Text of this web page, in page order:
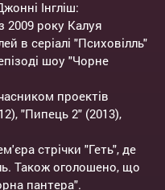
Інгліш:
2009 року Калуя
в серіалі "Психовілль"
шоу "Чорне
проектів
"Пипець 2" (2013),
стрічки "Геть", де
Також оголошено, що
пантера".